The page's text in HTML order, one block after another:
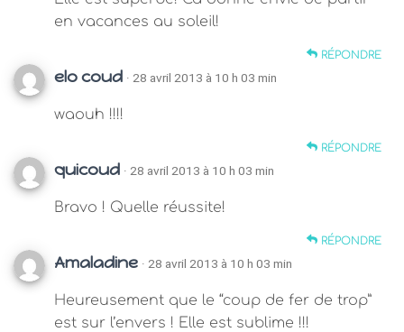
en vacances au soleil!
RÉPONDRE
elo coud · 28 avril 2013 à 10 h 03 min
waouh !!!!
RÉPONDRE
quicoud · 28 avril 2013 à 10 h 03 min
Bravo ! Quelle réussite!
RÉPONDRE
Amaladine · 28 avril 2013 à 10 h 03 min
Heureusement que le “coup de fer de trop”
est sur l’envers ! Elle est sublime !!!